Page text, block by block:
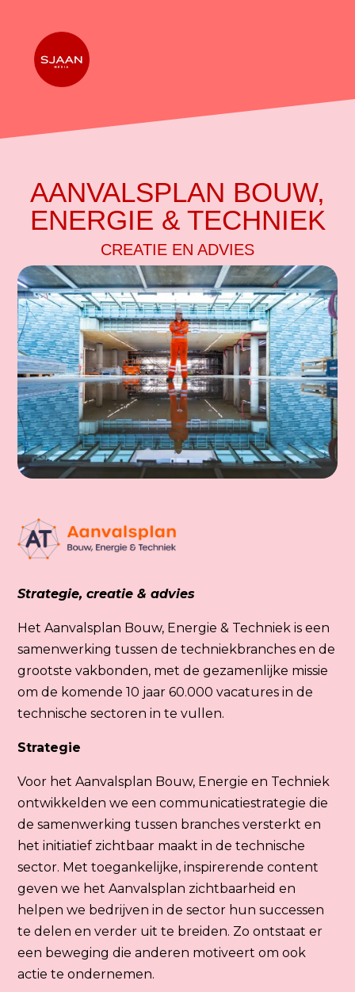
AANVALSPLAN BOUW,
ENERGIE & TECHNIEK
CREATIE EN ADVIES
Strategie, creatie & advies
Het Aanvalsplan Bouw, Energie & Techniek is een
samenwerking tussen de techniekbranches en de
grootste vakbonden, met de gezamenlijke missie
om de komende 10 jaar 60.000 vacatures in de
technische sectoren in te vullen.
Strategie
Voor het Aanvalsplan Bouw, Energie en Techniek
ontwikkelden we een communicatiestrategie die
de samenwerking tussen branches versterkt en
het initiatief zichtbaar maakt in de technische
sector. Met toegankelijke, inspirerende content
geven we het Aanvalsplan zichtbaarheid en
helpen we bedrijven in de sector hun successen
te delen en verder uit te breiden. Zo ontstaat er
een beweging die anderen motiveert om ook
actie te ondernemen.